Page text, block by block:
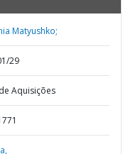
Matyushko;
29
Aquisições